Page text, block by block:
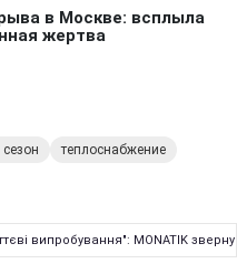
теплоснабжение
випробування": MONATIK